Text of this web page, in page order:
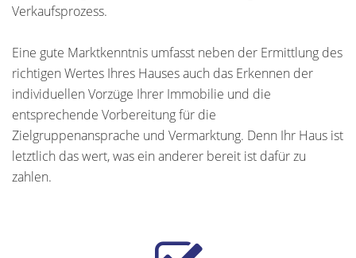
Verkaufsprozess.
Eine gute Marktkenntnis umfasst neben der Ermittlung des
richtigen Wertes Ihres Hauses auch das Erkennen der
individuellen Vorzüge Ihrer Immobilie und die
entsprechende Vorbereitung für die
Zielgruppenansprache und Vermarktung. Denn Ihr Haus ist
letztlich das wert, was ein anderer bereit ist dafür zu
zahlen.